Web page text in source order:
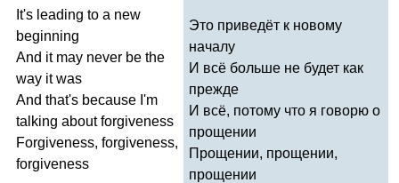
It's leading to a new
beginning
And it may never be the
way it was
And that's because I'm
talking about forgiveness
Forgiveness, forgiveness,
forgiveness
Это приведёт к новому
началу
И всё больше не будет как
прежде
И всё, потому что я говорю о
прощении
Прощении, прощении,
прощении